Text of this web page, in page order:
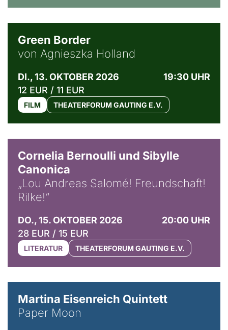
Green Border
von Agnieszka Holland
DI., 13. OKTOBER 2026
19:30 UHR
12 EUR / 11 EUR
FILM THEATERFORUM GAUTING E.V.
Cornelia Bernoulli und Sibylle
Canonica
„Lou Andreas Salomé! Freundschaft!
Rilke!“
DO., 15. OKTOBER 2026
20:00 UHR
28 EUR / 15 EUR
LITERATUR THEATERFORUM GAUTING E.V.
Martina Eisenreich Quintett
Paper Moon